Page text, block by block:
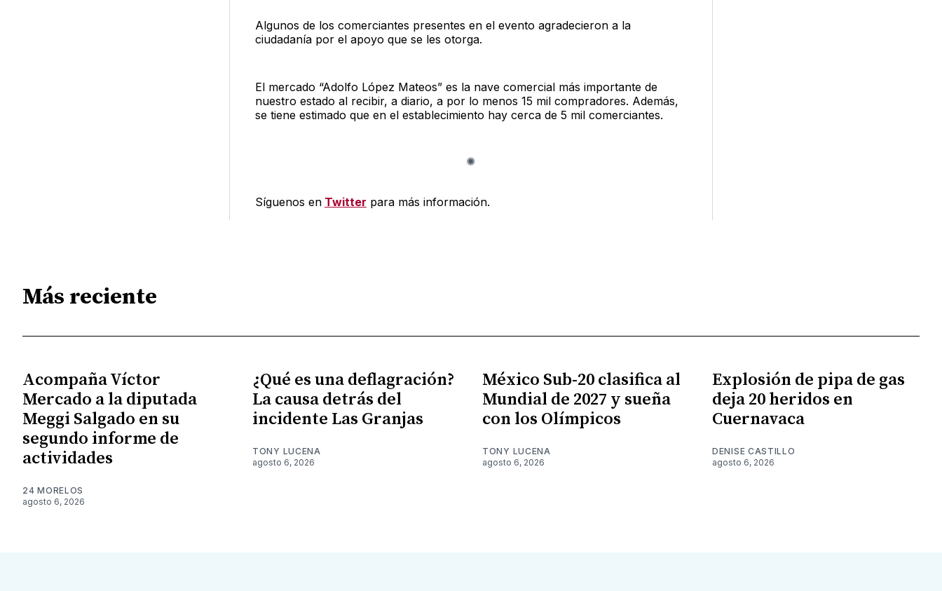
Algunos de los comerciantes presentes en el evento agradecieron a la
ciudadanía por el apoyo que se les otorga.
El mercado “Adolfo López Mateos” es la nave comercial más importante de
nuestro estado al recibir, a diario, a por lo menos 15 mil compradores. Además,
se tiene estimado que en el establecimiento hay cerca de 5 mil comerciantes.
Síguenos en Twitter para más información.
Más reciente
Acompaña Víctor
Mercado a la diputada
Meggi Salgado en su
segundo informe de
actividades
24 MORELOS
agosto 6, 2026
¿Qué es una deflagración?
La causa detrás del
incidente Las Granjas
TONY LUCENA
agosto 6, 2026
México Sub-20 clasifica al
Mundial de 2027 y sueña
con los Olímpicos
TONY LUCENA
agosto 6, 2026
Explosión de pipa de gas
deja 20 heridos en
Cuernavaca
DENISE CASTILLO
agosto 6, 2026